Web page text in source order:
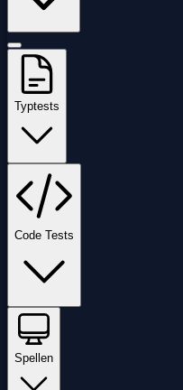
Typtests
Code Tests
Spellen